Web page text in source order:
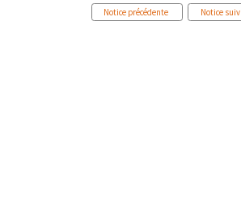
Notice précédente Notice